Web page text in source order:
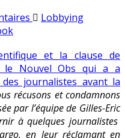
sur
scientifiques
se
rebiffent
Publié
Lobbying
et la clause de
le Nouvel Obs qui a a
journalistes avant la
récusons et condamnons
par l’équipe de Gilles-Eric
à quelques journalistes
en leur réclamant en